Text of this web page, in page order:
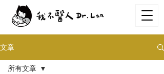
文章
所有文章